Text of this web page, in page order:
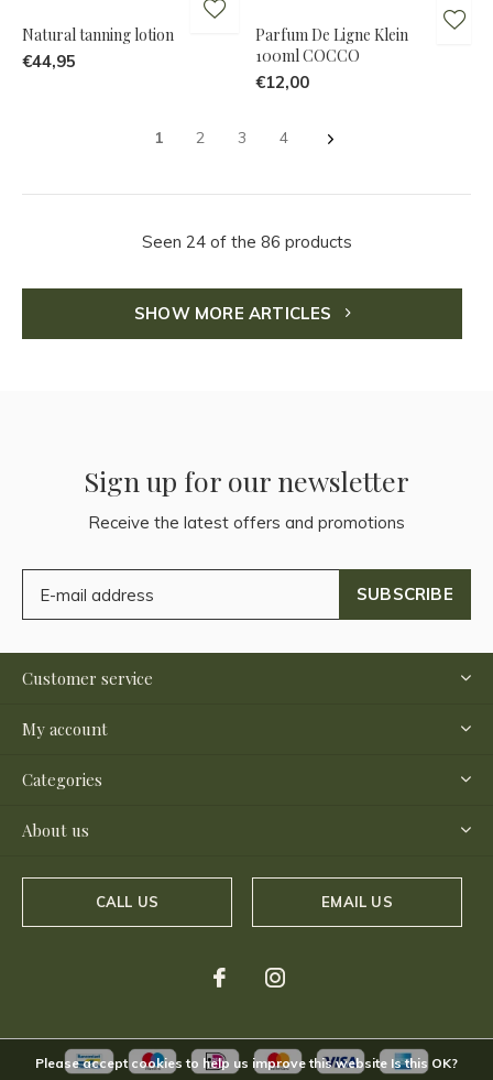
Natural tanning lotion
€44,95
Parfum De Ligne Klein
100ml COCCO
€12,00
1 2 3 4
Seen 24 of the 86 products
SHOW MORE ARTICLES
Sign up for our newsletter
Receive the latest offers and promotions
SUBSCRIBE
Customer service
My account
Categories
About us
CALL US EMAIL US
Please accept cookies to help us improve this website Is this OK?